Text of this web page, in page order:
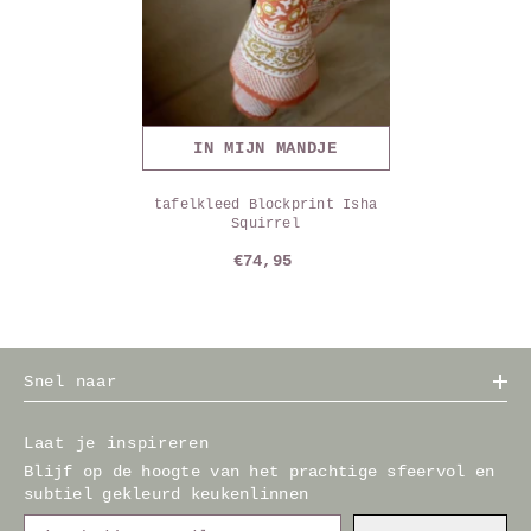
IN MIJN MANDJE
tafelkleed Blockprint Isha
Squirrel
€74,95
Snel naar
Laat je inspireren
Blijf op de hoogte van het prachtige sfeervol en
subtiel gekleurd keukenlinnen